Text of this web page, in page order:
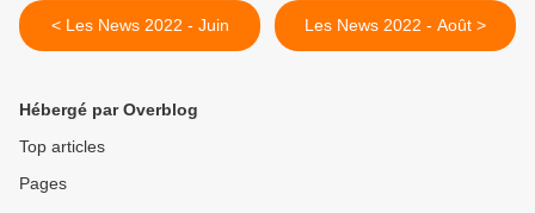
< Les News 2022 - Juin Les News 2022 - Août >
Hébergé par Overblog
Top articles
Pages